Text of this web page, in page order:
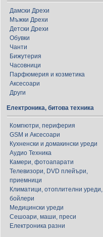
Дамски Дрехи
Мъжки Дрехи
Детски Дрехи
Обувки
Чанти
Бижутерия
Часовници
Парфюмерия и козметика
Аксесоари
Други
Електроника, битова техника
Компютри, периферия
GSM и Аксесоари
Кухненски и домакински уреди
Аудио Техника
Камери, фотоапарати
Телевизори, DVD плейъри,
приемници
Климатици, отоплителни уреди,
бойлери
Медицински уреди
Сешоари, маши, преси
Електроника разни